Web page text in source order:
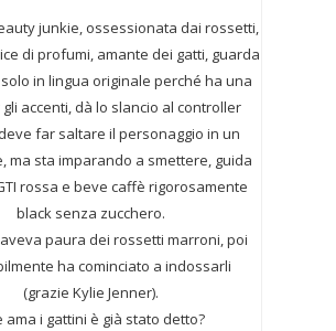
junkie, ossessionata dai rossetti,
di profumi, amante dei gatti, guarda
in lingua originale perché ha una
accenti, dà lo slancio al controller
far saltare il personaggio in un
ma sta imparando a smettere, guida
rossa e beve caffè rigorosamente
black senza zucchero.
paura dei rossetti marroni, poi
ha cominciato a indossarli
(grazie Kylie Jenner).
ama i gattini è già stato detto?